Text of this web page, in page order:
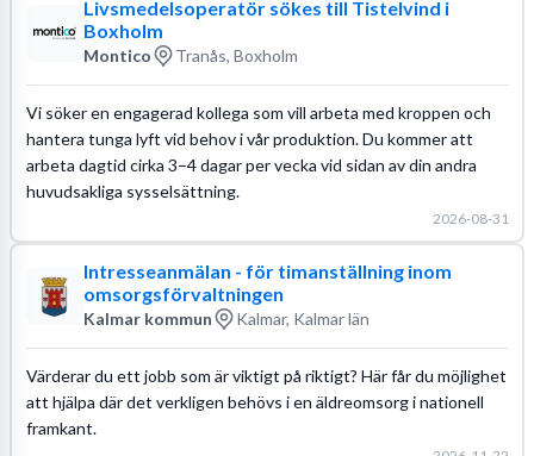
Livsmedelsoperatör sökes till Tistelvind i
Boxholm
Montico Tranås, Boxholm
Vi söker en engagerad kollega som vill arbeta med kroppen och
hantera tunga lyft vid behov i vår produktion. Du kommer att
arbeta dagtid cirka 3–4 dagar per vecka vid sidan av din andra
huvudsakliga sysselsättning.
2026-08-31
Intresseanmälan - för timanställning inom
omsorgsförvaltningen
Kalmar kommun Kalmar, Kalmar län
Värderar du ett jobb som är viktigt på riktigt? Här får du möjlighet
att hjälpa där det verkligen behövs i en äldreomsorg i nationell
framkant.